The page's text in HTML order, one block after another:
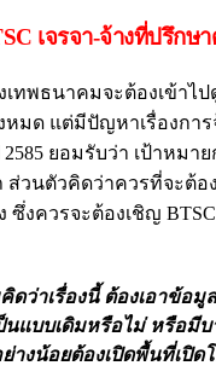
เจรจา-จ้างที่ปรึกษ
เทพธนาคมจะต้องเข้าไ
หมด แต่มีปัญหาเรื่องกา
ยอมรับว่า เป้าหมา
ส่วนตัวคิดว่าควรที่จะต้
ซึ่งควรจะต้องเชิญ
ดว่าเรื่องนี้ ต้องเอาข้อ
นแบบเดิมหรือไม่ หรือมีบ
างน้อยต้องเปิดพื้นที่เปิ